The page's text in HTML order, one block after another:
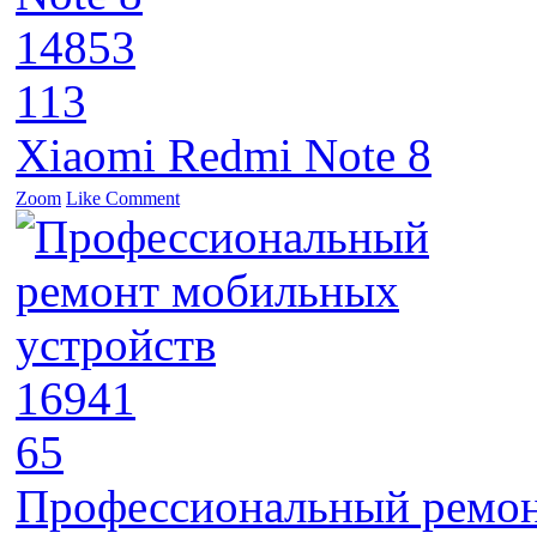
14853
113
Xiaomi Redmi Note 8
Zoom Like Comment
16941
65
Профессиональный